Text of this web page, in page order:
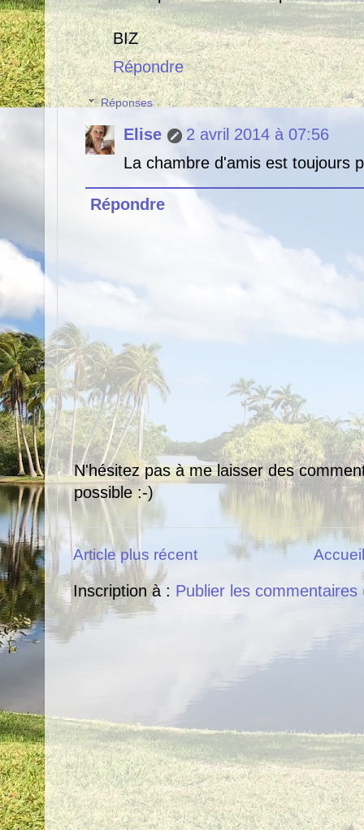
BIZ
Répondre
Réponses
Elise
2 avril 2014 à 07:56
La chambre d'amis est toujours
Répondre
N'hésitez pas à me laisser des
possible :-)
Article plus récent
Inscription à : Publier les commentaires